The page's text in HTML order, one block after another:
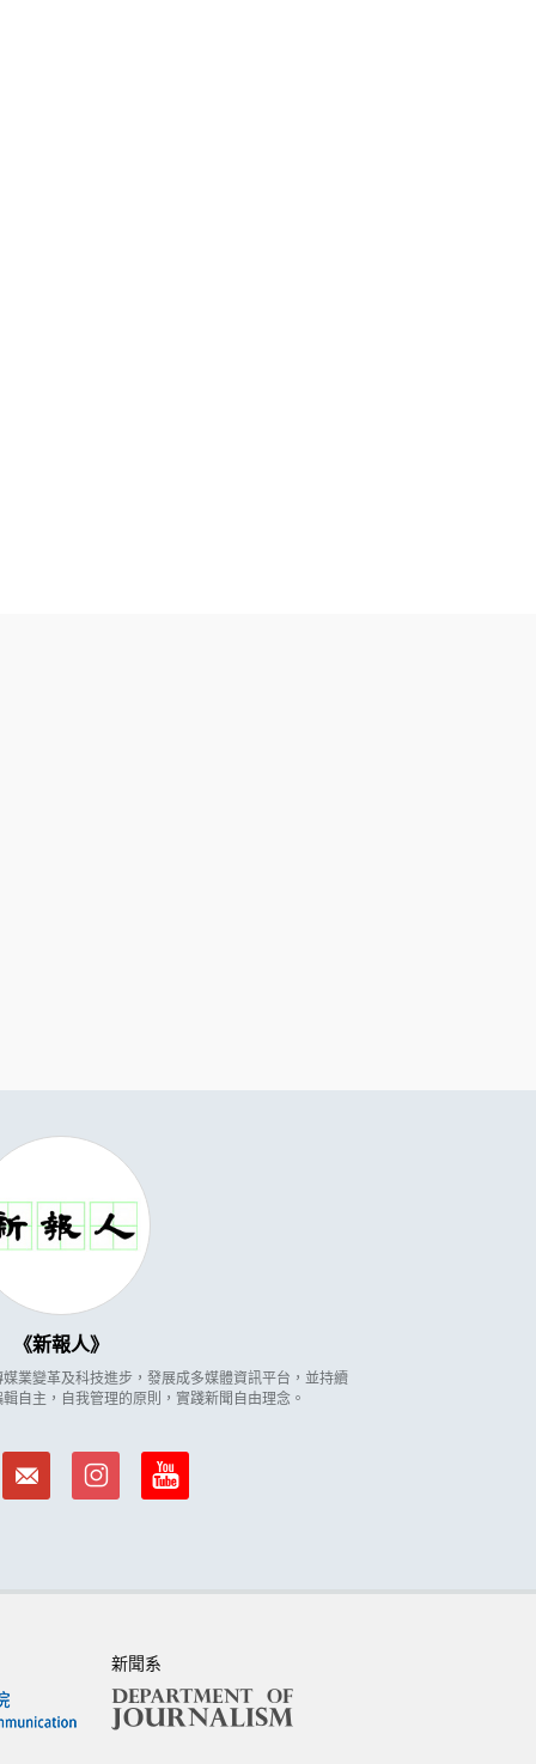
新報人
業變革及科技進步，發展成多媒體資訊平台，並持續
自主，自我管理的原則，實踐新聞自由理念。
新聞系